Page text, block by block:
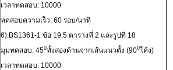
เวลาทดสอบ: 10000
ทดสอบความเร็ว: 60 รอบ/นาที
6).BS1361-1 ข้อ 19.5 ตารางที่ 2 และรูปที่ 18
มุมทดสอบ: 450ทั้งสองด้านจากเส้นแนวตั้ง (900โค้ง)
เวลาทดสอบ: 10000